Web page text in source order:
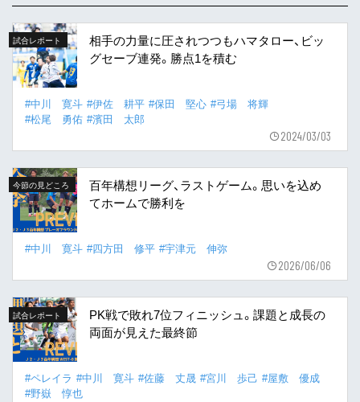
試合レポート
相手の力量に圧されつつもハマタロー、ビッ
グセーブ連発。勝点1を積む
#中川 寛斗 #伊佐 耕平 #保田 堅心 #弓場 将輝
#松尾 勇佑 #濱田 太郎
2024/03/03
今節の見どころ
百年構想リーグ、ラストゲーム。思いを込め
てホームで勝利を
#中川 寛斗 #四方田 修平 #宇津元 伸弥
2026/06/06
試合レポート
PK戦で敗れ7位フィニッシュ。課題と成長の
両面が見えた最終節
#ペレイラ #中川 寛斗 #佐藤 丈晟 #宮川 歩己 #屋敷 優成
#野嶽 惇也